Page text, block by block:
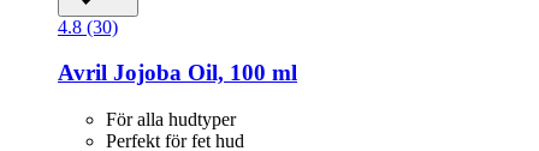
4.8 (30)
Avril Jojoba Oil, 100 ml
För alla hudtyper
Perfekt för fet hud